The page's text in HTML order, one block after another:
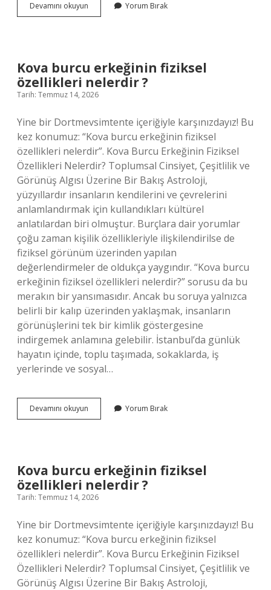
Devamını okuyun
burcu
?
Yorum Bırak
Kova burcu erkeğinin fiziksel
özellikleri nelerdir ?
Tarih: Temmuz 14, 2026
Yine bir Dortmevsimtente içeriğiyle karşınızdayız! Bu
kez konumuz: “Kova burcu erkeğinin fiziksel
özellikleri nelerdir”. Kova Burcu Erkeğinin Fiziksel
Özellikleri Nelerdir? Toplumsal Cinsiyet, Çeşitlilik ve
Görünüş Algısı Üzerine Bir Bakış Astroloji,
yüzyıllardır insanların kendilerini ve çevrelerini
anlamlandırmak için kullandıkları kültürel
anlatılardan biri olmuştur. Burçlara dair yorumlar
çoğu zaman kişilik özellikleriyle ilişkilendirilse de
fiziksel görünüm üzerinden yapılan
değerlendirmeler de oldukça yaygındır. “Kova burcu
erkeğinin fiziksel özellikleri nelerdir?” sorusu da bu
merakın bir yansımasıdır. Ancak bu soruya yalnızca
belirli bir kalıp üzerinden yaklaşmak, insanların
görünüşlerini tek bir kimlik göstergesine
indirgemek anlamına gelebilir. İstanbul’da günlük
hayatın içinde, toplu taşımada, sokaklarda, iş
yerlerinde ve sosyal…
Devamını okuyun
burcu
?
Yorum Bırak
Kova burcu erkeğinin fiziksel
özellikleri nelerdir ?
Tarih: Temmuz 14, 2026
Yine bir Dortmevsimtente içeriğiyle karşınızdayız! Bu
kez konumuz: “Kova burcu erkeğinin fiziksel
özellikleri nelerdir”. Kova Burcu Erkeğinin Fiziksel
Özellikleri Nelerdir? Toplumsal Cinsiyet, Çeşitlilik ve
Görünüş Algısı Üzerine Bir Bakış Astroloji,